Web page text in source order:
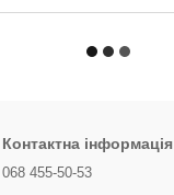
Контактна інформація
068 455-50-53